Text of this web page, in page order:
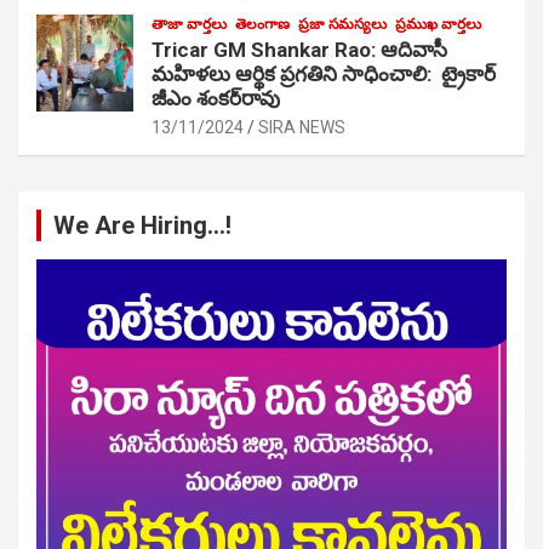
తాజా వార్తలు తెలంగాణ ప్రజా సమస్యలు ప్రముఖ వార్తలు
Tricar GM Shankar Rao: ఆదివాసీ
మహిళలు ఆర్థిక ప్రగతిని సాధించాలి: ట్రైకార్
జీఎం శంకర్‌రావు
13/11/2024 SIRA NEWS
We Are Hiring…!